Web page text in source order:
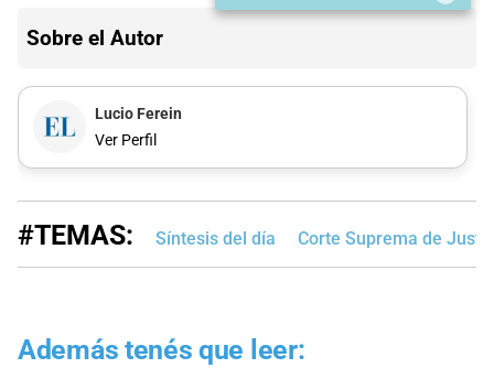
Sobre el Autor
Lucio Ferein
Ver Perfil
#TEMAS: Síntesis del día Corte Suprema de
Además tenés que leer: